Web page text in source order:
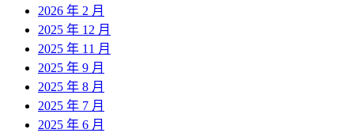
2026 年 2 月
2025 年 12 月
2025 年 11 月
2025 年 9 月
2025 年 8 月
2025 年 7 月
2025 年 6 月